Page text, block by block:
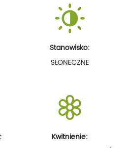
Stanowisko:
SŁONECZNE
Kwitnienie: